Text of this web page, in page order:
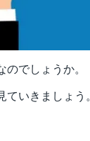
でしょうか。
いきましょう。